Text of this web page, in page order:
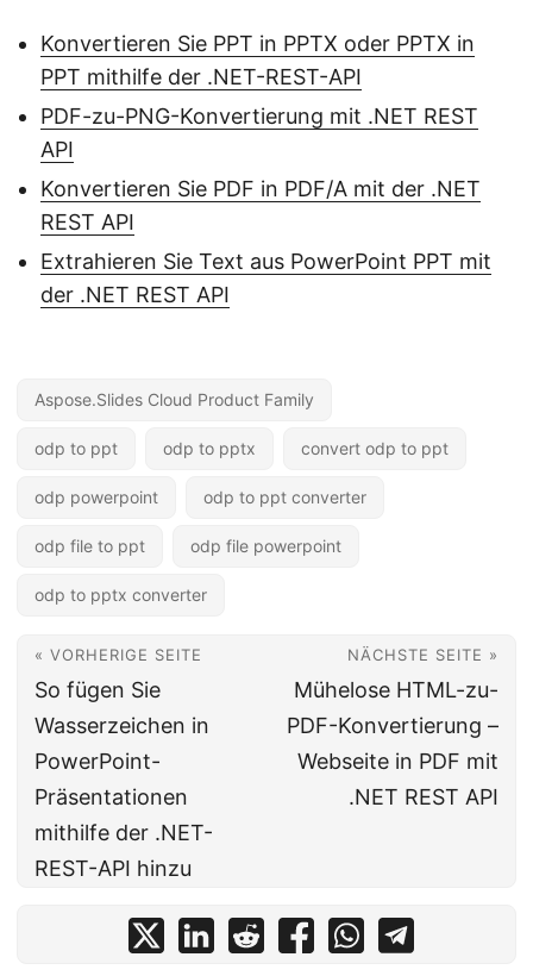
Konvertieren Sie PPT in PPTX oder PPTX in
PPT mithilfe der .NET-REST-API
PDF-zu-PNG-Konvertierung mit .NET REST
API
Konvertieren Sie PDF in PDF/A mit der .NET
REST API
Extrahieren Sie Text aus PowerPoint PPT mit
der .NET REST API
Aspose.Slides Cloud Product Family
odp to ppt odp to pptx convert odp to ppt
odp powerpoint odp to ppt converter
odp file to ppt odp file powerpoint
odp to pptx converter
« VORHERIGE SEITE
So fügen Sie
Wasserzeichen in
PowerPoint-
Präsentationen
mithilfe der .NET-
REST-API hinzu
NÄCHSTE SEITE »
Mühelose HTML-zu-
PDF-Konvertierung –
Webseite in PDF mit
.NET REST API